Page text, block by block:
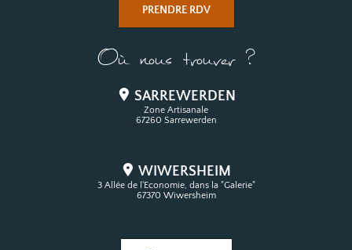
PRENDRE RDV
Où nous trouver ?
SARREWERDEN
Zone Artisanale
67260 Sarrewerden
WIWERSHEIM
3 Allée de l'Economie, dans la "Galerie"
67370 Wiwersheim